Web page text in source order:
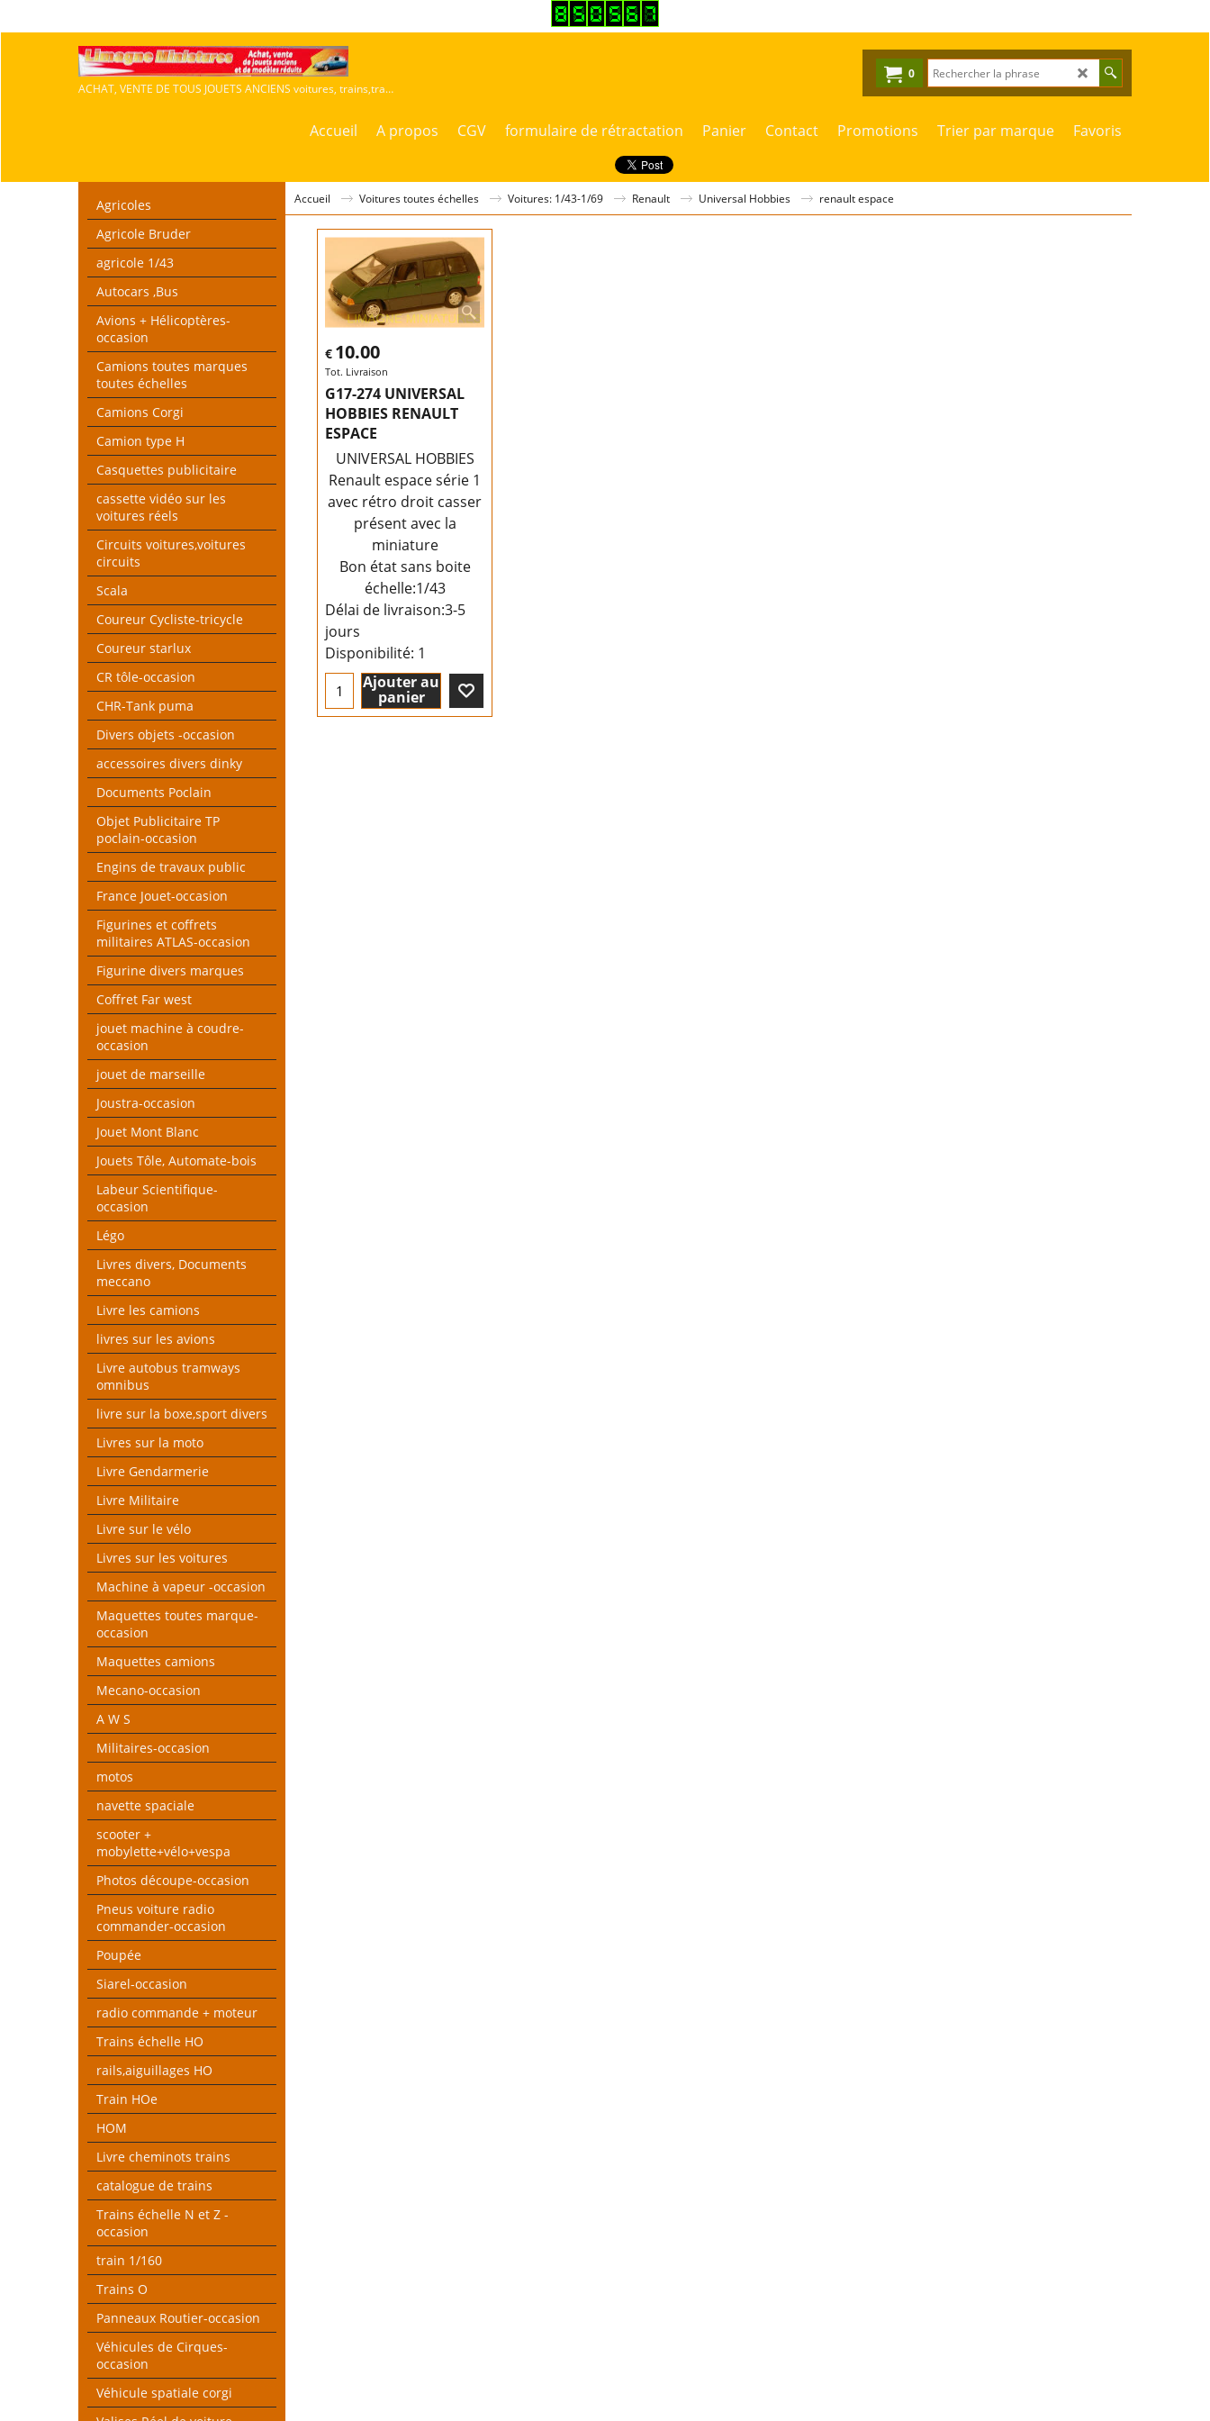
ACHAT, VENTE DE TOUS JOUETS ANCIENS voitures, trains,travaux publics,agricoles
0
Accueil A propos CGV formulaire de rétractation Panier Contact Promotions Trier par marque Favoris
Agricoles
Agricole Bruder
agricole 1/43
Autocars ,Bus
Avions + Hélicoptères-
occasion
Camions toutes marques
toutes échelles
Camions Corgi
Camion type H
Casquettes publicitaire
cassette vidéo sur les
voitures réels
Circuits voitures,voitures
circuits
Scala
Coureur Cycliste-tricycle
Coureur starlux
CR tôle-occasion
CHR-Tank puma
Divers objets -occasion
accessoires divers dinky
Documents Poclain
Objet Publicitaire TP
poclain-occasion
Engins de travaux public
France Jouet-occasion
Figurines et coffrets
militaires ATLAS-occasion
Figurine divers marques
Coffret Far west
jouet machine à coudre-
occasion
jouet de marseille
Joustra-occasion
Jouet Mont Blanc
Jouets Tôle, Automate-bois
Labeur Scientifique-
occasion
Légo
Livres divers, Documents
meccano
Livre les camions
livres sur les avions
Livre autobus tramways
omnibus
livre sur la boxe,sport divers
Livres sur la moto
Livre Gendarmerie
Livre Militaire
Livre sur le vélo
Livres sur les voitures
Machine à vapeur -occasion
Maquettes toutes marque-
occasion
Maquettes camions
Mecano-occasion
A W S
Militaires-occasion
motos
navette spaciale
scooter +
mobylette+vélo+vespa
Photos découpe-occasion
Pneus voiture radio
commander-occasion
Poupée
Siarel-occasion
radio commande + moteur
Trains échelle HO
rails,aiguillages HO
Train HOe
HOM
Livre cheminots trains
catalogue de trains
Trains échelle N et Z -
occasion
train 1/160
Trains O
Panneaux Routier-occasion
Véhicules de Cirques-
occasion
Véhicule spatiale corgi
Accueil Voitures toutes échelles Voitures: 1/43-1/69 Renault Universal Hobbies renault espace
€ 10.00
Tot. Livraison
G17-274 UNIVERSAL
HOBBIES RENAULT
ESPACE
UNIVERSAL HOBBIES
Renault espace série 1
avec rétro droit casser
présent avec la
miniature
Bon état sans boite
échelle:1/43
Délai de livraison:3-5
jours
Disponibilité: 1
Ajouter au
panier